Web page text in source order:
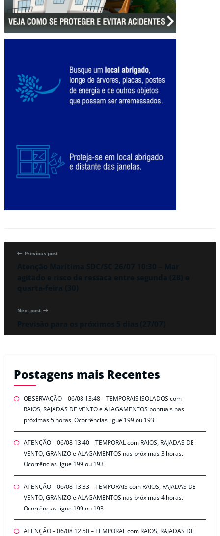
Previous post
Next post
Postagens mais Recentes
OBSERVAÇÃO – 06/08 13:48 – TEMPORAIS ISOLADOS com
RAIOS, RAJADAS DE VENTO e ALAGAMENTOS pontuais nas
próximas 5 horas. Ocorrências ligue 199 ou 193
ATENÇÃO – 06/08 13:40 – TEMPORAL com RAIOS, RAJADAS DE
VENTO, GRANIZO e ALAGAMENTOS nas próximas 3 horas.
Ocorrências ligue 199 ou 193
ATENÇÃO – 06/08 13:33 – TEMPORAIS com RAIOS, RAJADAS DE
VENTO, GRANIZO e ALAGAMENTOS nas próximas 4 horas.
Ocorrências ligue 199 ou 193
ATENÇÃO – 06/08 12:50 – TEMPORAL com RAIOS, RAJADAS DE